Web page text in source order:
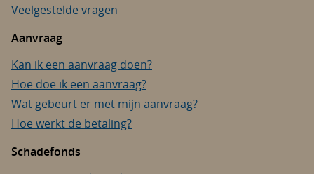
Veelgestelde vragen
Aanvraag
Kan ik een aanvraag doen?
Hoe doe ik een aanvraag?
Wat gebeurt er met mijn aanvraag?
Hoe werkt de betaling?
Schadefonds